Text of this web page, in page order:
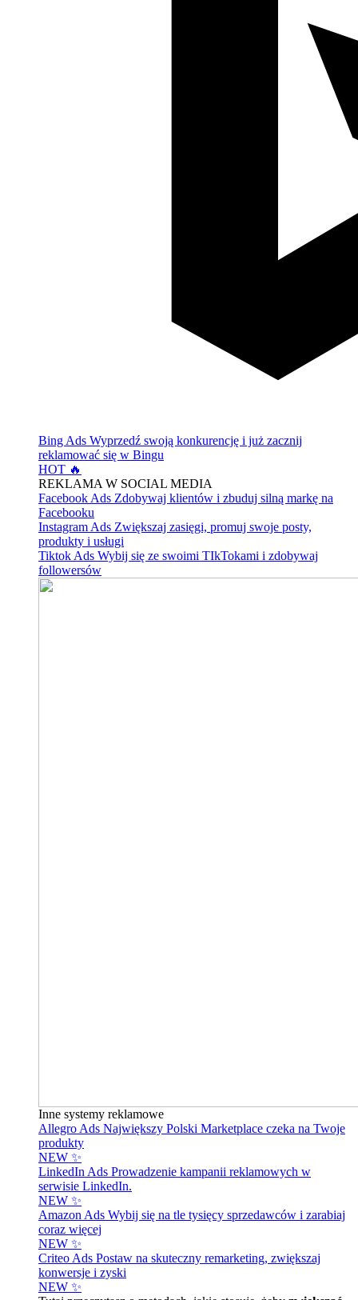
Bing Ads Wyprzedź swoją konkurencję i już zacznij
reklamować się w Bingu
HOT 🔥
REKLAMA W SOCIAL MEDIA
Facebook Ads Zdobywaj klientów i zbuduj silną markę na
Facebooku
Instagram Ads Zwiększaj zasięgi, promuj swoje posty,
produkty i usługi
Tiktok Ads Wybij się ze swoimi TIkTokami i zdobywaj
followersów
Inne systemy reklamowe
Allegro Ads Największy Polski Marketplace czeka na Twoje
produkty
NEW ✨
LinkedIn Ads Prowadzenie kampanii reklamowych w
serwisie LinkedIn.
NEW ✨
Amazon Ads Wybij się na tle tysięcy sprzedawców i zarabiaj
coraz więcej
NEW ✨
Criteo Ads Postaw na skuteczny remarketing, zwiększaj
konwersje i zyski
NEW ✨